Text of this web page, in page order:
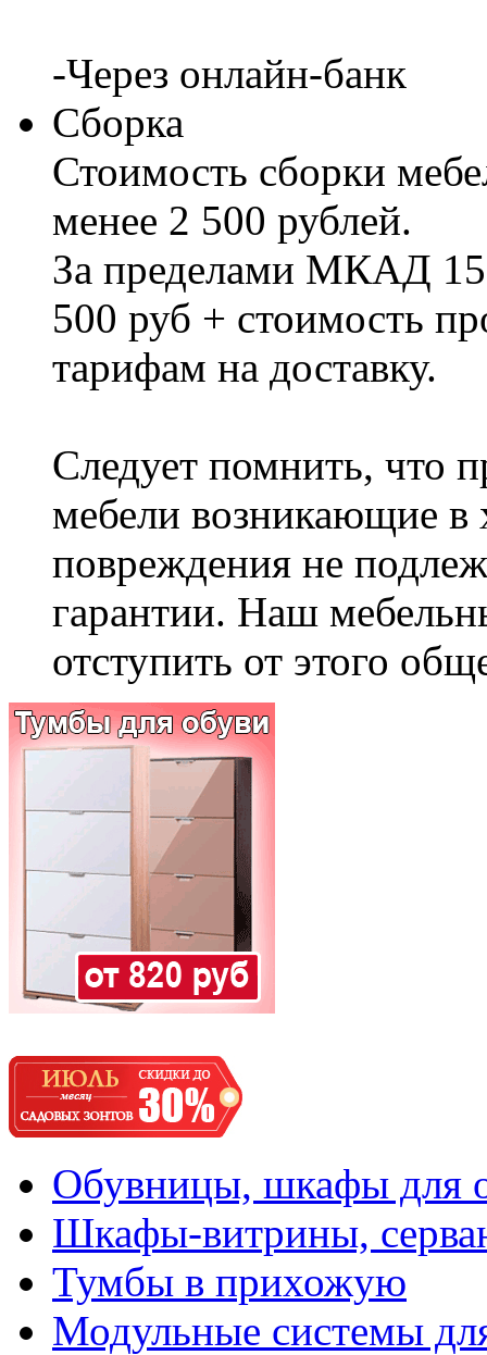
-Через онлайн-банк
Сборка
Стоимость сборки
менее 2 500 рублей.
За пределами МКАД
500 руб + стоимость
тарифам на доставку.
Следует помнить, что
мебели возникающие в
повреждения не
гарантии. Наш
отступить от этого
Обувницы, шкафы для
Шкафы-витрины,
Тумбы в прихожую
Модульные системы